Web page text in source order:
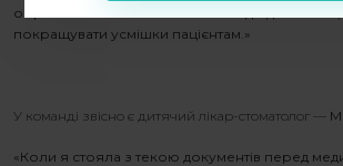
обрали стоматологію ставитися до діяльності,
покращувати усмішки пацієнтам.»
У команді звісно є дитячий лікар-стоматолог —
«Коли я стояла з текою документів перед